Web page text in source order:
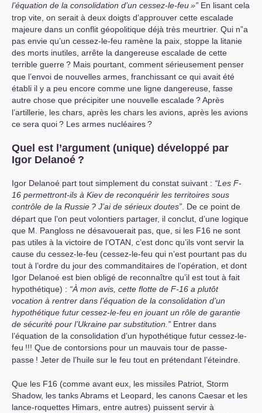
l’équation de la consolidation d’un cessez-le-feu»” En lisant cela
trop vite, on serait à deux doigts d’approuver cette escalade
majeure dans un conflit géopolitique déjà très meurtrier. Qui n”a
pas envie qu’un cessez-le-feu ramène la paix, stoppe la litanie
des morts inutiles, arrête la dangereuse escalade de cette
terrible guerre? Mais pourtant, comment sérieusement penser
que l’envoi de nouvelles armes, franchissant ce qui avait été
établi il y a peu encore comme une ligne dangereuse, fasse
autre chose que précipiter une nouvelle escalade? Après
l’artillerie, les chars, après les chars les avions, après les avions
ce sera quoi? Les armes nucléaires?
Quel est l’argument (unique) développé par
Igor Delanoé ?
Igor Delanoé part tout simplement du constat suivant : “Les F-
16 permettront-ils à Kiev de reconquérir les territoires sous
contrôle de la Russie ? J’ai de sérieux doutes” . De ce point de
départ que l’on peut volontiers partager, il conclut, d’une logique
que M. Pangloss ne désavouerait pas, que, si les F16 ne sont
pas utiles à la victoire de l’OTAN , c’est donc qu’ils vont servir la
cause du cessez-le-feu (cessez-le-feu qui n’est pourtant pas du
tout à l’ordre du jour des commanditaires de l’opération, et dont
Igor Delanoé est bien obligé de reconnaître qu’il est tout à fait
hypothétique) : “À mon avis, cette flotte de F-16 a plutôt
vocation à rentrer dans l’équation de la consolidation d’un
hypothétique futur cessez-le-feu en jouant un rôle de garantie
de sécurité pour l’Ukraine par substitution.” Entrer dans
l’équation de la consolidation d’un hypothétique futur cessez-le-
feu !!! Que de contorsions pour un mauvais tour de passe-
passe ! Jeter de l’huile sur le feu tout en prétendant l’éteindre.
Que les F16 (comme avant eux, les missiles Patriot, Storm
Shadow, les tanks Abrams et Leopard, les canons Caesar et les
lance-roquettes Himars, entre autres) puissent servir à